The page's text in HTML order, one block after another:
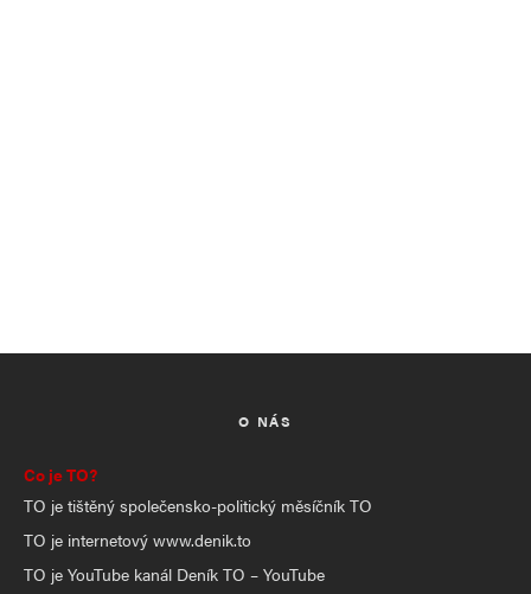
O NÁS
Co je TO?
TO je tištěný společensko-politický měsíčník TO
TO je internetový www.denik.to
TO je YouTube kanál Deník TO – YouTube